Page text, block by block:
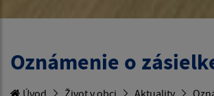
Oznámenie o